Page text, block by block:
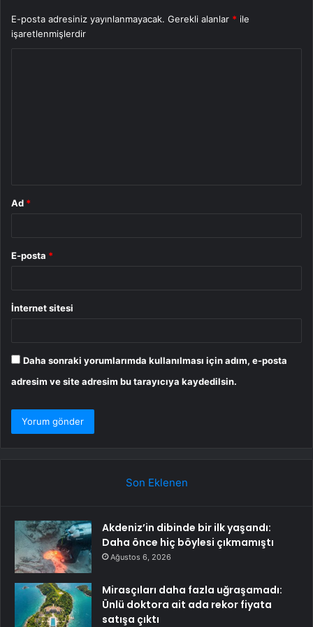
E-posta adresiniz yayınlanmayacak. Gerekli alanlar * ile
işaretlenmişlerdir
Ad *
E-posta *
İnternet sitesi
Daha sonraki yorumlarımda kullanılması için adım, e-posta
adresim ve site adresim bu tarayıcıya kaydedilsin.
Son Eklenen
Akdeniz’in dibinde bir ilk yaşandı:
Daha önce hiç böylesi çıkmamıştı
Ağustos 6, 2026
Mirasçıları daha fazla uğraşamadı:
Ünlü doktora ait ada rekor fiyata
satışa çıktı